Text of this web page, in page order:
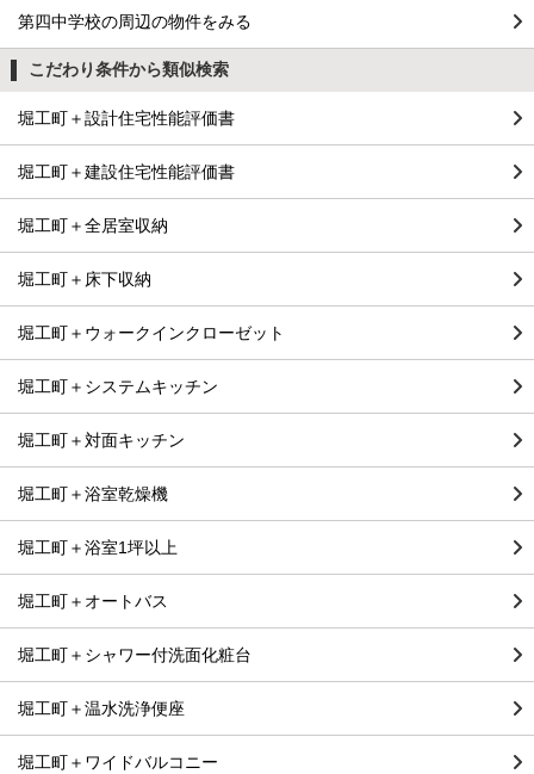
第四中学校の周辺の物件をみる
こだわり条件から類似検索
堀工町＋設計住宅性能評価書
堀工町＋建設住宅性能評価書
堀工町＋全居室収納
堀工町＋床下収納
堀工町＋ウォークインクローゼット
堀工町＋システムキッチン
堀工町＋対面キッチン
堀工町＋浴室乾燥機
堀工町＋浴室1坪以上
堀工町＋オートバス
堀工町＋シャワー付洗面化粧台
堀工町＋温水洗浄便座
堀工町＋ワイドバルコニー